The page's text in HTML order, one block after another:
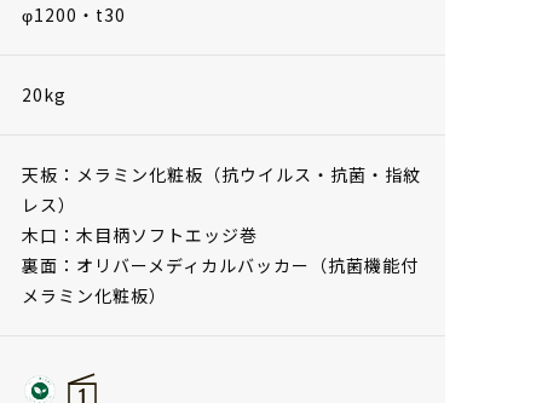
φ1200・t30
20kg
天板：メラミン化粧板（抗ウイルス・抗菌・指紋
レス）
木口：木目柄ソフトエッジ巻
裏面：オリバーメディカルバッカー（抗菌機能付
メラミン化粧板）